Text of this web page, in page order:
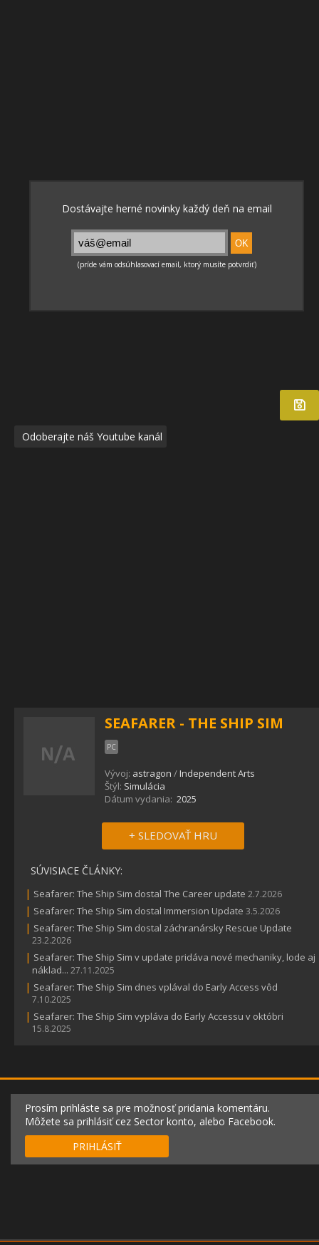
Odoberajte náš Youtube kanál
SEAFARER - THE SHIP SIM
PC
Vývoj: astragon /Independent Arts
Štýl: Simulácia
Dátum vydania: 2025
+ SLEDOVAŤ HRU
SÚVISIACE ČLÁNKY:
| Seafarer: The Ship Sim dostal The Career update 2.7.2026
| Seafarer: The Ship Sim dostal Immersion Update 3.5.2026
| Seafarer: The Ship Sim dostal záchranársky Rescue Update
23.2.2026
| Seafarer: The Ship Sim v update pridáva nové mechaniky, lode aj
náklad... 27.11.2025
| Seafarer: The Ship Sim dnes vplával do Early Access vôd
7.10.2025
| Seafarer: The Ship Sim vypláva do Early Accessu v októbri
15.8.2025
Prosím prihláste sa pre možnosť pridania komentáru.
Môžete sa prihlásiť cez Sector konto, alebo Facebook.
PRIHLÁSIŤ